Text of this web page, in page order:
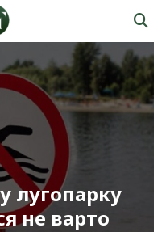
лугопарку
не варто